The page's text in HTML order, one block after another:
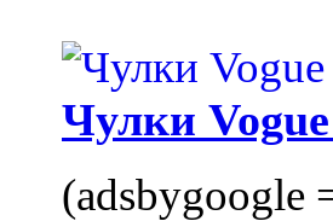
Чулки
(adsbygoogle